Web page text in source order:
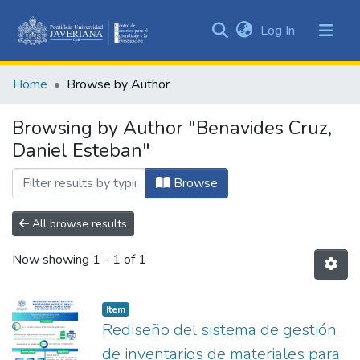
&
All of DSpace
Log In (current)
Home Browse by Author
Browsing by Author "Benavides Cruz,
Daniel Esteban"
Browse
All browse results
Now showing 1 - 1 of 1
Item
Rediseño del sistema de gestión
de inventarios de materiales para